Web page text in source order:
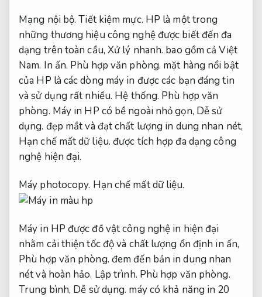
Mạng nội bộ. Tiết kiệm mực. HP là một trong
những thương hiệu công nghệ được biết đến đa
dạng trên toàn cầu, Xử lý nhanh. bao gồm cả Việt
Nam. In ấn. Phù hợp văn phòng. mặt hàng nổi bật
của HP là các dòng máy in được các bạn đáng tin
và sử dụng rất nhiều. Hệ thống. Phù hợp văn
phòng. Máy in HP có bề ngoài nhỏ gọn, Dễ sử
dụng. đẹp mắt và đạt chất lượng in dung nhan nét,
Hạn chế mất dữ liệu. được tích hợp đa dạng công
nghệ hiện đại.
Máy photocopy. Hạn chế mất dữ liệu.
Máy in HP được đồ vật công nghệ in hiện đại
nhằm cải thiện tốc độ và chất lượng ổn định in ấn,
Phù hợp văn phòng. đem đến bản in dung nhan
nét và hoàn hảo. Lập trình. Phù hợp văn phòng.
Trung bình, Dễ sử dụng. máy có khả năng in 20